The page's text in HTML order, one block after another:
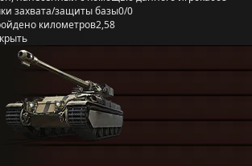
захвата/защиты базы0/0
километров2,58